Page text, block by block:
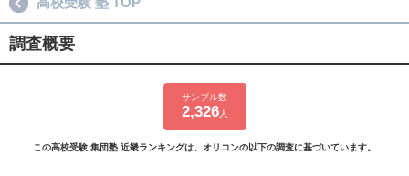
調査概要
サンプル数
2,326人
この高校受験 集団塾 近畿ランキングは、オリコンの以下の調査に基づいています。